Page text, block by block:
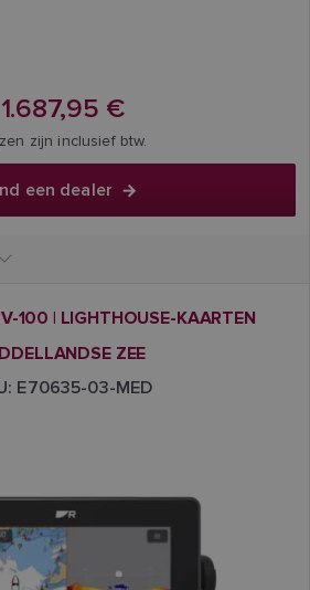
1.687,95 €
zijn inclusief btw.
een dealer
100 | LIGHTHOUSE-KAARTEN
ZEE
E70635-03-MED